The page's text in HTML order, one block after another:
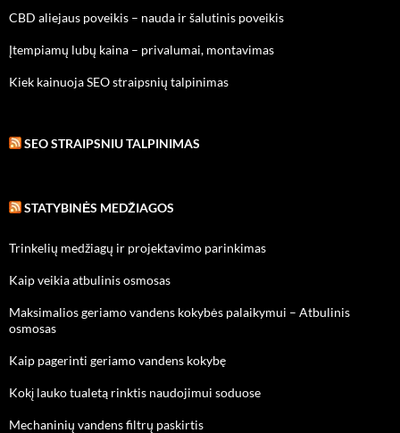
CBD aliejaus poveikis – nauda ir šalutinis poveikis
Įtempiamų lubų kaina – privalumai, montavimas
Kiek kainuoja SEO straipsnių talpinimas
SEO STRAIPSNIU TALPINIMAS
STATYBINĖS MEDŽIAGOS
Trinkelių medžiagų ir projektavimo parinkimas
Kaip veikia atbulinis osmosas
Maksimalios geriamo vandens kokybės palaikymui – Atbulinis
osmosas
Kaip pagerinti geriamo vandens kokybę
Kokį lauko tualetą rinktis naudojimui soduose
Mechaninių vandens filtrų paskirtis